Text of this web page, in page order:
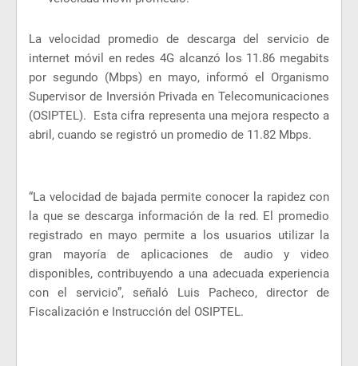
La velocidad promedio de descarga del servicio de
internet móvil en redes 4G alcanzó los 11.86 megabits
por segundo (Mbps) en mayo, informó el Organismo
Supervisor de Inversión Privada en Telecomunicaciones
(OSIPTEL).
Esta cifra representa una mejora respecto a
abril, cuando se registró un promedio de 11.82 Mbps.
“La velocidad de bajada permite conocer la rapidez con
la que se descarga información de la red. El promedio
registrado en mayo permite a los usuarios utilizar la
gran mayoría de aplicaciones de audio y video
disponibles, contribuyendo a una adecuada experiencia
con el servicio”, señaló Luis Pacheco, director de
Fiscalización e Instrucción del OSIPTEL.